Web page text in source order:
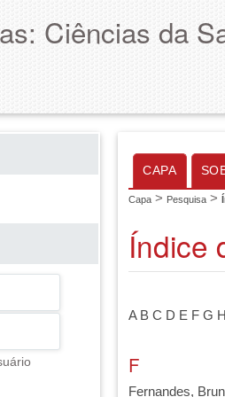
Ciências da
CAPA
Capa > Pesquisa >
Índice
A B C D E F G
F
Fernandes,